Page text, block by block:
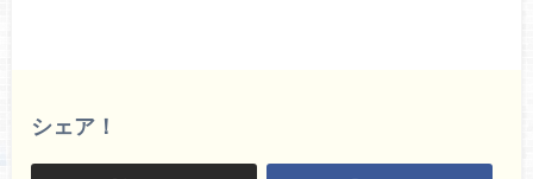
シェア！